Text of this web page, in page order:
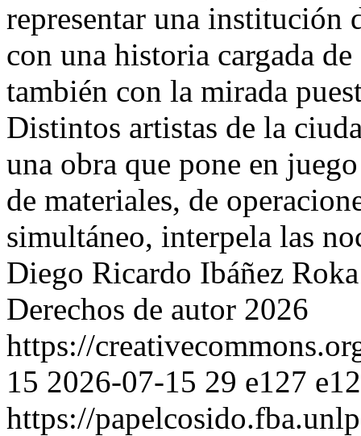
representar una institución
con una historia cargada
también con la mirada
Distintos artistas de la
una obra que pone en
de materiales, de
simultáneo, interpela las
Diego Ricardo Ibáñez Roka
Derechos de autor 2026
https://
15 2026-07-15 29 e127
https://